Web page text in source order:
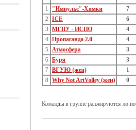
1 "Импульс"-Химки
7
2
ICE
6
3
МГПУ - ИСПО
4
4
Пропаганда 2.0
4
5
Атмосфера
3
6
Буря
3
7
ВГУЮ (жен)
1
8
Why Not ArtVolley (жен) 0
Команды в группе ранжируются по